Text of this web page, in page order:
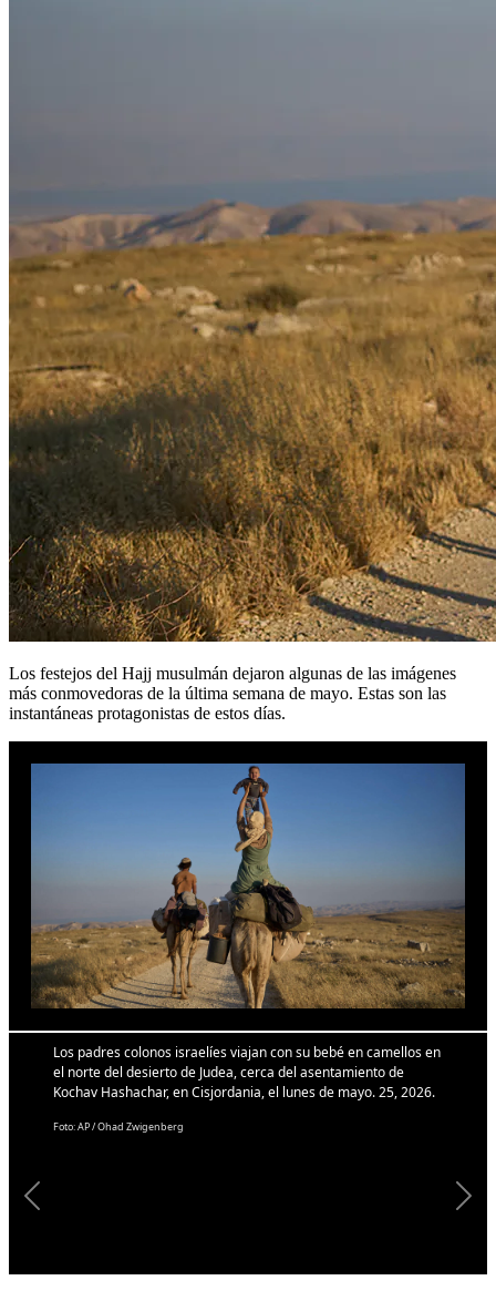
Los festejos del Hajj musulmán dejaron algunas de las imágenes
más conmovedoras de la última semana de mayo. Estas son las
instantáneas protagonistas de estos días.